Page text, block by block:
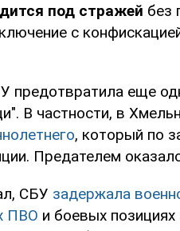
под стражей без
с
предотвратила еще
В частности, в
, который по
Предателем
СБУ задержала
ПВО и боевых